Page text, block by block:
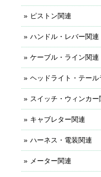
ピストン関連
ハンドル・レバー関連
ケーブル・ライン関連
ヘッドライト・テール
スイッチ・ウィンカー
キャブレター関連
ハーネス・電装関連
メーター関連